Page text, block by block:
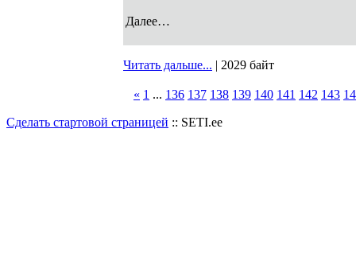
Далее…
Читать дальше... | 2029 байт
« 1 ... 136 137 138 139 140 141 142 143
Сделать стартовой страницей :: SETI.ee